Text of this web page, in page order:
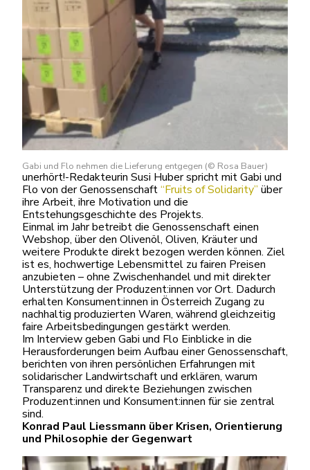
Gabi und Flo nehmen die Lieferung entgegen (© Rosa Bauer)
unerhört!-Redakteurin Susi Huber spricht mit Gabi und
Flo von der Genossenschaft“Fruits of Solidarity” über
ihre Arbeit, ihre Motivation und die
Entstehungsgeschichte des Projekts.
Einmal im Jahr betreibt die Genossenschaft einen
Webshop, über den Olivenöl, Oliven, Kräuter und
weitere Produkte direkt bezogen werden können. Ziel
ist es, hochwertige Lebensmittel zu fairen Preisen
anzubieten – ohne Zwischenhandel und mit direkter
Unterstützung der Produzent:innen vor Ort. Dadurch
erhalten Konsument:innen in Österreich Zugang zu
nachhaltig produzierten Waren, während gleichzeitig
faire Arbeitsbedingungen gestärkt werden.
Im Interview geben Gabi und Flo Einblicke in die
Herausforderungen beim Aufbau einer Genossenschaft,
berichten von ihren persönlichen Erfahrungen mit
solidarischer Landwirtschaft und erklären, warum
Transparenz und direkte Beziehungen zwischen
Produzent:innen und Konsument:innen für sie zentral
sind.
Konrad Paul Liessmann über Krisen, Orientierung
und Philosophie der Gegenwart